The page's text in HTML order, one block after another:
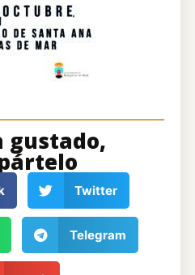
gustado,
Twitter
Telegram